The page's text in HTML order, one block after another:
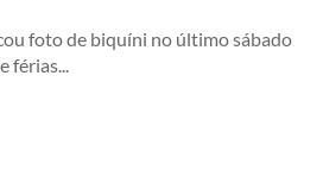
foto de biquíni no último sábado
férias...